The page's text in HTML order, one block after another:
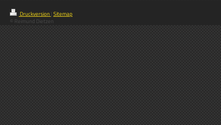
Druckversion|Sitemap
© Reimund Dietzen